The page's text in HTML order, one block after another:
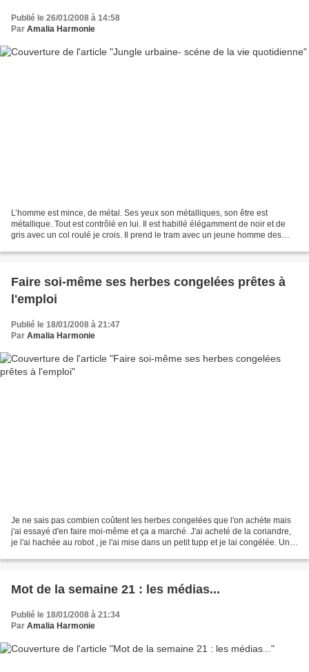
Publié le 26/01/2008 à 14:58
Par Amalia Harmonie
L’homme est mince, de métal. Ses yeux son métalliques, son être est
métallique. Tout est contrôlé en lui. Il est habillé élégamment de noir et de
gris avec un col roulé je crois. Il prend le tram avec un jeune homme des
Faire soi-même ses herbes congelées prêtes à
l'emploi
Publié le 18/01/2008 à 21:47
Par Amalia Harmonie
Je ne sais pas combien coûtent les herbes congelées que l'on achète mais
j'ai essayé d'en faire moi-même et ça a marché. J'ai acheté de la coriandre,
je l'ai hachée au robot , je l'ai mise dans un petit tupp et je lai congélée. Une
Mot de la semaine 21 : les médias...
Publié le 18/01/2008 à 21:34
Par Amalia Harmonie